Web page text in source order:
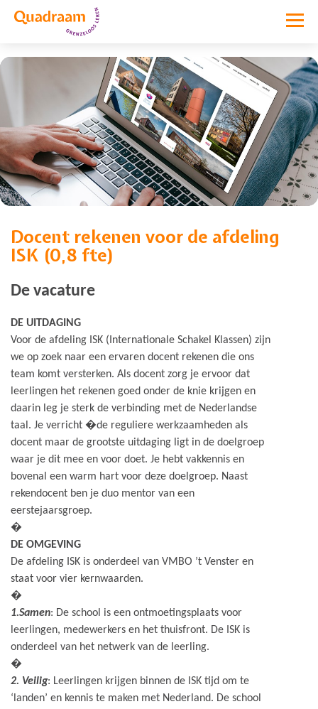
Vacature niet meer actief
Docent rekenen voor de afdeling
ISK (0,8 fte)
De vacature
DE UITDAGING
Voor de afdeling ISK (Internationale Schakel Klassen) zijn
we op zoek naar een ervaren docent rekenen die ons
team komt versterken. Als docent zorg je ervoor dat
leerlingen het rekenen goed onder de knie krijgen en
daarin leg je sterk de verbinding met de Nederlandse
taal. Je verricht �de reguliere werkzaamheden als
docent maar de grootste uitdaging ligt in de doelgroep
waar je dit mee en voor doet. Je hebt vakkennis en
bovenal een warm hart voor deze doelgroep. Naast
rekendocent ben je duo mentor van een
eerstejaarsgroep.
�
DE OMGEVING
De afdeling ISK is onderdeel van VMBO ’t Venster en
staat voor vier kernwaarden.
�
1.Samen: De school is een ontmoetingsplaats voor
leerlingen, medewerkers en het thuisfront. De ISK is
onderdeel van het netwerk van de leerling.
�
2. Veilig: Leerlingen krijgen binnen de ISK tijd om te
‘landen’ en kennis te maken met Nederland. De school